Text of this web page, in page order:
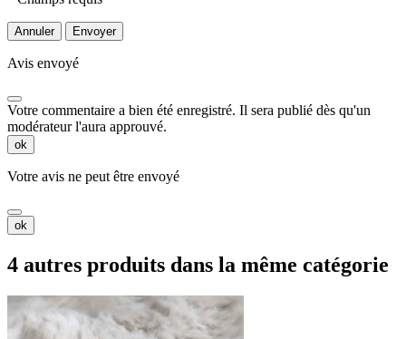
Annuler Envoyer
Avis envoyé
Votre commentaire a bien été enregistré. Il sera publié dès qu'un
modérateur l'aura approuvé.
ok
Votre avis ne peut être envoyé
ok
4 autres produits dans la même catégorie